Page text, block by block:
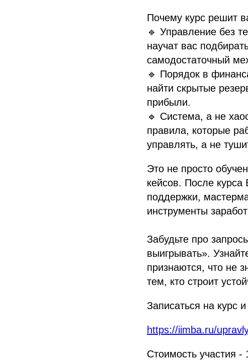
Почему курс решит
🔹 Управление без
научат вас
самодостаточный
🔹 Порядок в
найти скрытые
прибыли.
🔹 Система, а не
правила, которые
управлять, а не
Это не просто
кейсов. После
поддержки,
инструменты
Забудьте про
выигрывать».
признаются, что не
тем, кто строит
Записаться на курс
https://iimba.ru/
Стоимость участия